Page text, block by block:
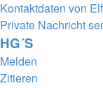
Kontaktdaten von
Private Nachricht
HG´S
Melden
Zitieren